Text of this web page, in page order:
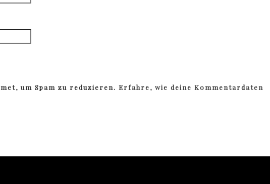
um Spam zu reduzieren.Erfahre, wie deine Kommentardaten